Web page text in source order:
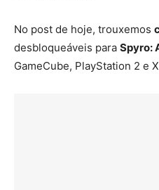
No post de hoje, trouxemos
desbloqueáveis para Spyro:
GameCube, PlayStation 2 e